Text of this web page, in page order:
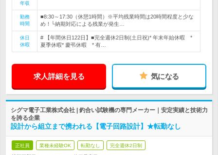
年収
勤務
時間
■8:30～17:30（休憩1時間）※平均残業時間は20時間程度と少な
め！└納期対応による残業が発生…
休日
休暇
# 【年間休日122日】■完全週休2日制(土日祝)* 年末年始休暇 *
夏季休暇* 慶弔休暇 * 有…
求人詳細を見る 気になる
シグマ電子工業株式会社 | 釣合い試験機の専門メーカー｜安定実績と技術力
を誇る企業
設計から組立まで携われる【電子回路設計】★転勤なし
正社員 業種未経験OK 転勤なし 完全週休2日制